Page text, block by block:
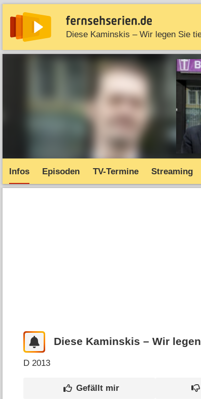
Diese Kaminskis – Wir legen Sie
News Entdecken Streaming TV-Starts
Infos Episoden TV-Termine Streaming
Diese Kaminskis – Wir
D 2013